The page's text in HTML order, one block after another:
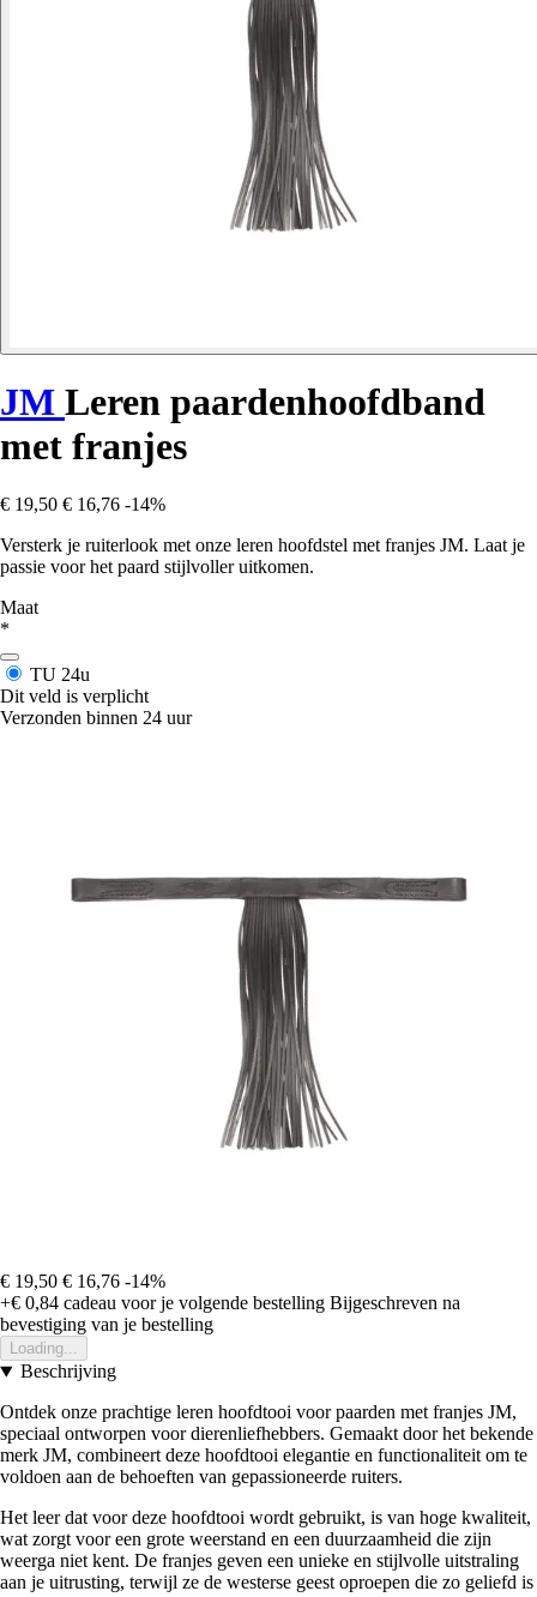
JM Leren paardenhoofdband
met franjes
€ 19,50 € 16,76 -14%
Versterk je ruiterlook met onze leren hoofdstel met franjes JM. Laat je
passie voor het paard stijlvoller uitkomen.
Maat
*
TU 24u
Dit veld is verplicht
Verzonden binnen 24 uur
€ 19,50 € 16,76 -14%
+€ 0,84 cadeau voor je volgende bestelling Bijgeschreven na
bevestiging van je bestelling
Loading...
Beschrijving
Ontdek onze prachtige leren hoofdtooi voor paarden met franjes JM,
speciaal ontworpen voor dierenliefhebbers. Gemaakt door het bekende
merk JM, combineert deze hoofdtooi elegantie en functionaliteit om te
voldoen aan de behoeften van gepassioneerde ruiters.
Het leer dat voor deze hoofdtooi wordt gebruikt, is van hoge kwaliteit,
wat zorgt voor een grote weerstand en een duurzaamheid die zijn
weerga niet kent. De franjes geven een unieke en stijlvolle uitstraling
aan je uitrusting, terwijl ze de westerse geest oproepen die zo geliefd is